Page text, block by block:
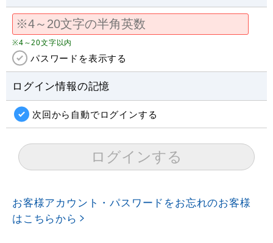
※4～20文字以内
パスワードを表示する
ログイン情報の記憶
次回から自動でログインする
お客様アカウント・パスワードをお忘れのお客様
はこちらから